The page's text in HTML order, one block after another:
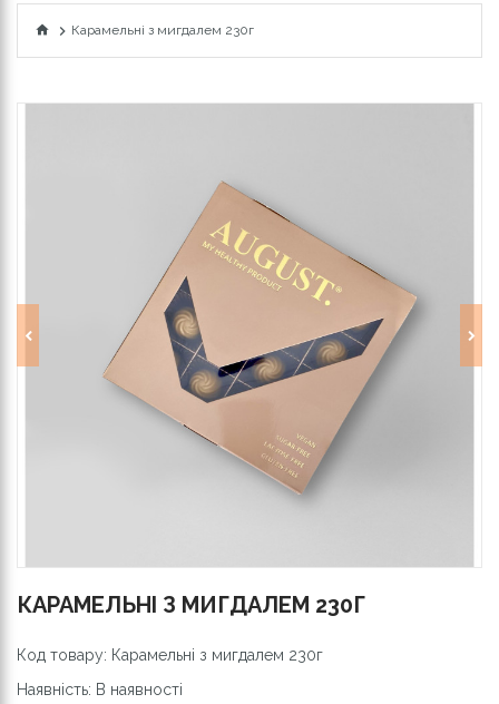
Карамельні з мигдалем 230г
КАРАМЕЛЬНІ З МИГДАЛЕМ 230Г
Код товару: Карамельні з мигдалем 230г
Наявність: В наявності